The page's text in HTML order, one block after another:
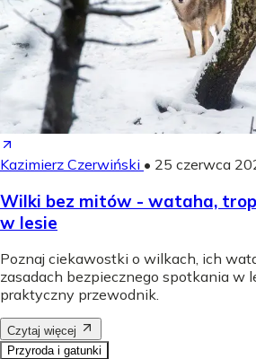
Kazimierz Czerwiński • 25 czerwca
Wilki bez mitów - wataha,
w lesie
Poznaj ciekawostki o wilkach, ich
zasadach bezpiecznego spotkania w
praktyczny przewodnik.
Czytaj więcej
Przyroda i gatunki